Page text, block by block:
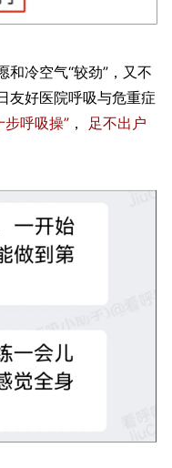
和冷空气“较劲”，又不
友好医院呼吸与危重症
步呼吸操” ， 足不出户